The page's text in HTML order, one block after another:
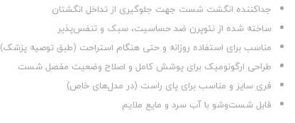
جداکننده انگشت شست جهت جلوگیری از تداخل انگشتان
ساخته شده از نئوپرن ضد حساسیت، سبک و تنفس‌پذیر
مناسب برای استفاده روزانه و حتی هنگام استراحت (طبق توصیه پزشک)
طراحی ارگونومیک برای پوشش کامل و اصلاح وضعیت مفصل شست
فری سایز و مناسب برای پای راست (در مدل‌های خاص)
قابل شست‌وشو با آب سرد و مایع ملایم